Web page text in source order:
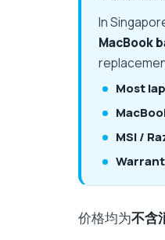
In
MacBook
Most
MSI /
价格均为不含